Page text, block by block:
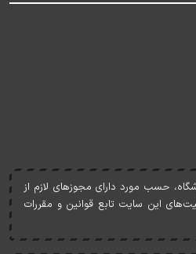
حسب مورد دارای مجوزهای لازم از
اين سايت تابع قوانين و مقررات